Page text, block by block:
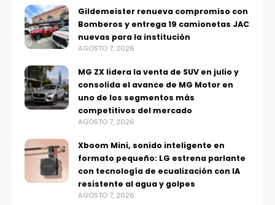
Gildemeister renueva compromiso con
Bomberos y entrega 19 camionetas JAC
nuevas para la institución
AGOSTO 7, 2026
MG ZX lidera la venta de SUV en julio y
consolida el avance de MG Motor en
uno de los segmentos más
competitivos del mercado
AGOSTO 7, 2026
Xboom Mini, sonido inteligente en
formato pequeño: LG estrena parlante
con tecnología de ecualización con IA
resistente al agua y golpes
AGOSTO 7, 2026